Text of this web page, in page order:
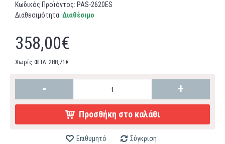
Κωδικός Προϊόντος: PAS-2620ES
Διαθεσιμότητα: Διαθέσιμο
358,00€
Χωρίς ΦΠΑ: 288,71€
- +
Προσθήκη στο καλάθι
Επιθυμητό Σύγκριση